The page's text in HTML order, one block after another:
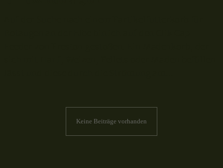
Keine Beiträge vorhanden